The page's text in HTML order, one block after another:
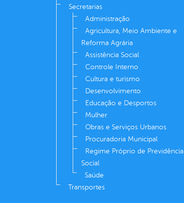
Secretarias
Administração
Agricultura, Meio Ambiente e
Reforma Agrária
Assistência Social
Controle Interno
Cultura e turismo
Desenvolvimento
Educação e Desportos
Mulher
Obras e Serviços Urbanos
Procuradoria Municipal
Regime Próprio de Previdência
Social
Saúde
Transportes